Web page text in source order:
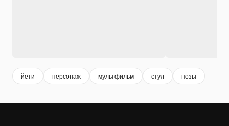
йети персонаж мультфильм стул позы